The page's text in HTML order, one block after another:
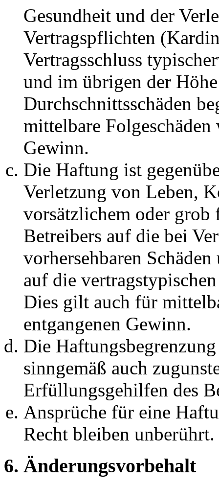
Gesundheit und der
Vertragspflichten
Vertragsschluss
und im übrigen der
Durchschnittsschäden
mittelbare Folgeschäden
Gewinn.
Die Haftung ist
Verletzung von Leben,
vorsätzlichem oder grob
Betreibers auf die bei
vorhersehbaren
auf die
Dies gilt auch für
entgangenen Gewinn.
Die
sinngemäß auch
Erfüllungsgehilfen des
Ansprüche für eine
Recht bleiben unberührt.
6. Änderungsvorbehalt